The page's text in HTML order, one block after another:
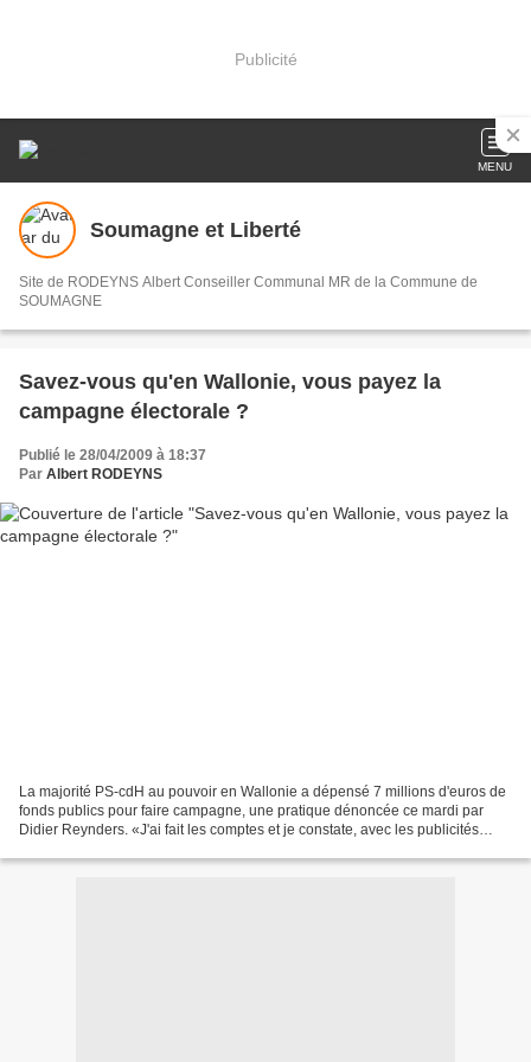
Publicité
MENU
Soumagne et Liberté
Site de RODEYNS Albert Conseiller Communal MR de la Commune de
SOUMAGNE
Savez-vous qu'en Wallonie, vous payez la
campagne électorale ?
Publié le 28/04/2009 à 18:37
Par Albert RODEYNS
La majorité PS-cdH au pouvoir en Wallonie a dépensé 7 millions d'euros de
fonds publics pour faire campagne, une pratique dénoncée ce mardi par
Didier Reynders. «J'ai fait les comptes et je constate, avec les publicités